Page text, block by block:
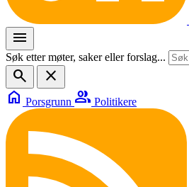
menu
Søk etter møter, saker eller forslag...
search
close
home Porsgrunn group Politikere